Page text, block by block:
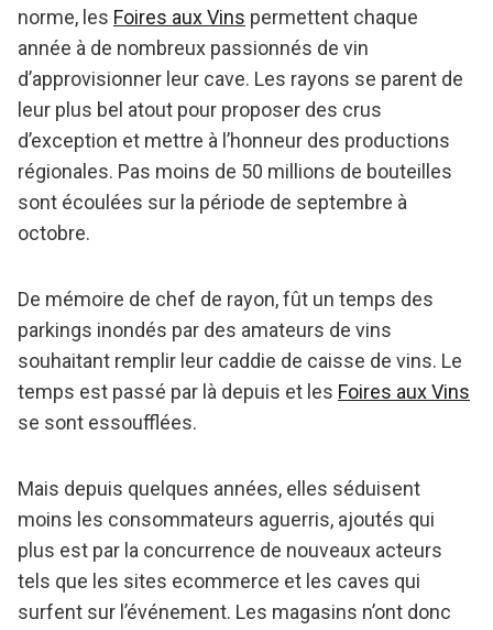
norme, les Foires aux Vins permettent chaque
année à de nombreux passionnés de vin
d’approvisionner leur cave. Les rayons se parent de
leur plus bel atout pour proposer des crus
d’exception et mettre à l’honneur des productions
régionales. Pas moins de 50 millions de bouteilles
sont écoulées sur la période de septembre à
octobre.
De mémoire de chef de rayon, fût un temps des
parkings inondés par des amateurs de vins
souhaitant remplir leur caddie de caisse de vins. Le
temps est passé par là depuis et les Foires aux Vins
se sont essoufflées.
Mais depuis quelques années, elles séduisent
moins les consommateurs aguerris, ajoutés qui
plus est par la concurrence de nouveaux acteurs
tels que les sites ecommerce et les caves qui
surfent sur l’événement. Les magasins n’ont donc